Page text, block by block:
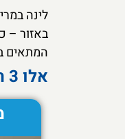
לינה
באזור –
המתאים
אלו 3 המלונות שהכי אהבנו במרילבון: